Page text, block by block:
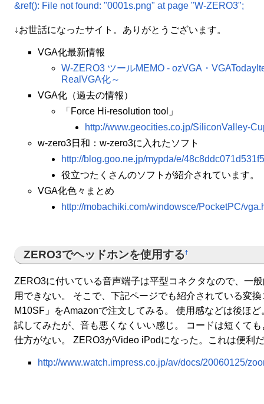
&ref(): File not found: "0001s.png" at page "W-ZERO3";
↓お世話になったサイト。ありがとうございます。
VGA化最新情報
W-ZERO3 ツールMEMO - ozVGA・
RealVGA化～
VGA化（過去の情報）
「Force Hi-resolution tool」
http://www.geocities.co.jp/SiliconValley-
w-zero3日和：w-zero3に入れたソフト
http://blog.goo.ne.jp/mypda/e/
役立つたくさんのソフトが紹介されています。
VGA化色々まとめ
http://mobachiki.com/windowsce/PocketPC/
ZERO3でヘッドホンを使用する†
ZERO3に付いている音声端子は平型コネクタなので、一
用できない。 そこで、下記ページでも紹介されている変
M10SF」をAmazonで注文してみる。 使用感などは後ほ
試してみたが、音も悪くなくいい感じ。 コードは短くて
仕方がない。 ZERO3がVideo iPodになった。これは便利
http://www.watch.impress.co.jp/av/docs/20060125/